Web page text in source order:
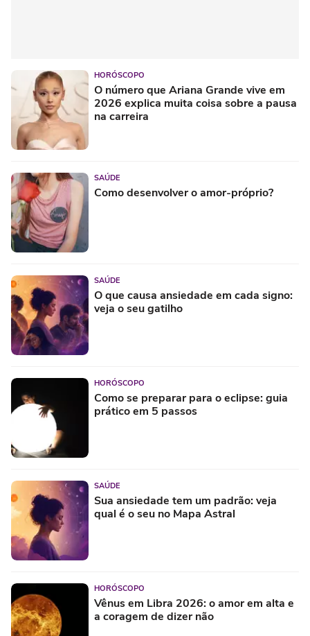
HORÓSCOPO
O número que Ariana Grande vive em
2026 explica muita coisa sobre a pausa
na carreira
SAÚDE
Como desenvolver o amor-próprio?
SAÚDE
O que causa ansiedade em cada signo:
veja o seu gatilho
HORÓSCOPO
Como se preparar para o eclipse: guia
prático em 5 passos
SAÚDE
Sua ansiedade tem um padrão: veja
qual é o seu no Mapa Astral
HORÓSCOPO
Vênus em Libra 2026: o amor em alta e
a coragem de dizer não